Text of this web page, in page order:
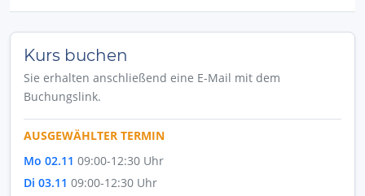
Kurs buchen
Sie erhalten anschließend eine E-Mail mit dem
Buchungslink.
AUSGEWÄHLTER TERMIN
Mo 02.11 09:00-12:30 Uhr
Di 03.11 09:00-12:30 Uhr